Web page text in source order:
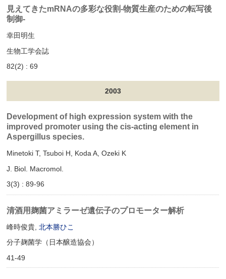
見えてきたmRNAの多彩な役割‐物質生産のための転写後
制御‐
幸田明生
生物工学会誌
82(2) : 69
2003
Development of high expression system with the
improved promoter using the cis-acting element in
Aspergillus species.
Minetoki T, Tsuboi H, Koda A, Ozeki K
J. Biol. Macromol.
3(3) : 89-96
清酒用麹菌アミラーゼ遺伝子のプロモーター解析
峰時俊貴,北本勝ひこ
分子麹菌学（日本醸造協会）
41-49